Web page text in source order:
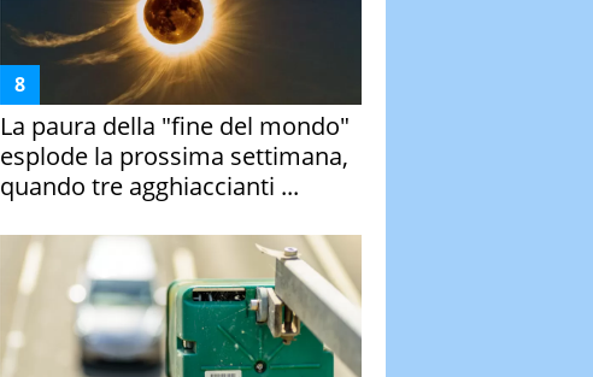
La paura della "fine del mondo"
esplode la prossima settimana,
quando tre agghiaccianti ...